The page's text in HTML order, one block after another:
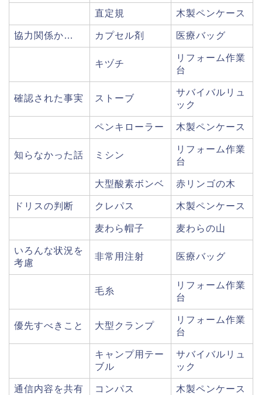
直定規 木製ペンケース
協力関係か… カプセル剤 医療バッグ
キヅチ
リフォーム作業
台
確認された事実 ストーブ
サバイバルリュ
ック
ペンキローラー 木製ペンケース
知らなかった話 ミシン
リフォーム作業
台
大型酸素ボンベ 赤リンゴの木
ドリスの判断 クレパス 木製ペンケース
麦わら帽子 麦わらの山
いろんな状況を
考慮
非常用注射 医療バッグ
毛糸
リフォーム作業
台
優先すべきこと 大型クランプ
リフォーム作業
台
キャンプ用テー
ブル
サバイバルリュ
ック
通信内容を共有 コンパス 木製ペンケース